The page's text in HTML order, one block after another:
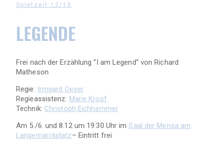
Spielzeit 12/13
LEGENDE
Frei nach der Erzählung “I am Legend” von Richard
Matheson
Regie: Irmgard Oeser
Regieassistenz: Marie Kropf
Technik: Christoph Eichhammer
Am 5./6. und 8.12 um 19:30 Uhr imSaal der Mensa am
Langemarckplatz– Eintritt frei